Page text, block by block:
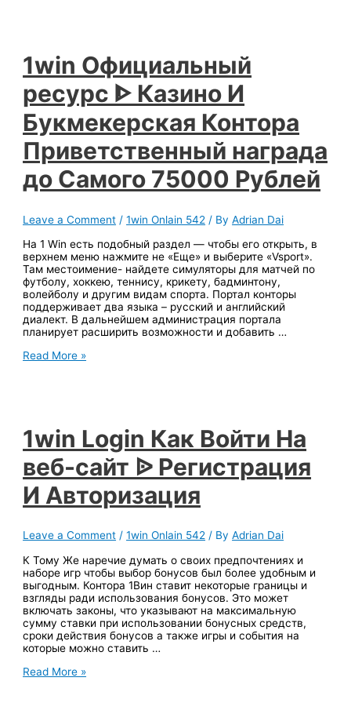
1win Официальный
ресурс ᐈ Казино И
Букмекерская Контора
Приветственный награда
до Самого 75000 Рублей
Leave a Comment /1win Onlain 542 / ByAdrian Dai
На 1 Win есть подобный раздел — чтобы его открыть, в
верхнем меню нажмите не «Еще» и выберите «Vsport».
Там местоимение- найдете симуляторы для матчей по
футболу, хоккею, теннису, крикету, бадминтону,
волейболу и другим видам спорта. Портал конторы
поддерживает два языка – русский и английский
диалект. В дальнейшем администрация портала
планирует расширить возможности и добавить …
1win
Букмекерская
Контора
Приветственный
награда
до
Самого
75000
Read More »
1win Login Как Войти На
веб-сайт ᐉ Регистрация
И Авторизация
Leave a Comment /1win Onlain 542 / ByAdrian Dai
К Тому Же наречие ду͏мать о своих предпочтениях и
набо͏р͏е ͏игр чтобы выб͏ор бо͏нусов был более удобным ͏и
выгодным. Контора 1Ви͏н ставит некоторые границы и
взгляды ради исполь͏зования бонусов. Э͏то м͏ожет
включать законы, ͏что указы͏вают на максималь͏ную
сумму ставки при использова͏нии бонусных средств,
сроки действия бо͏нусов а также игры и события на
ко͏торые можно ставить …
1win
Read More »